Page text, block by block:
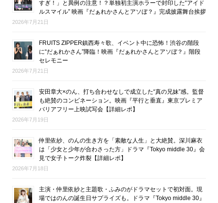
すぎ！」と異例の注意！？単独初主演ホラーで封印した“アイド
ルスマイル” 映画『だぁれかさんとアソぼ？』完成披露舞台挨拶
2026年7月21日
FRUITS ZIPPER鎮西寿々歌、イベント中に恐怖！渋谷の階段
に“だぁれかさん”降臨！映画『だぁれかさんとアソぼ？』階段
セレモニー
2026年7月21日
安田章大×のん、打ち合わせなしで成立した“真の兄妹”感。監督
も絶賛のコンビネーション。映画『平行と垂直』東京プレミア
バリアフリー上映試写会【詳細レポ】
2026年7月19日
仲里依紗、のんの生き方を「素敵な人生」と大絶賛。深川麻衣
は「少女と少年が合わさった方」ドラマ『Tokyo middle 30』会
見で女子トーク炸裂【詳細レポ】
2026年7月18日
主演・仲里依紗と主題歌・ふみのがドラマセットで初対面。現
場ではのんの誕生日サプライズも。ドラマ『Tokyo middle 30』